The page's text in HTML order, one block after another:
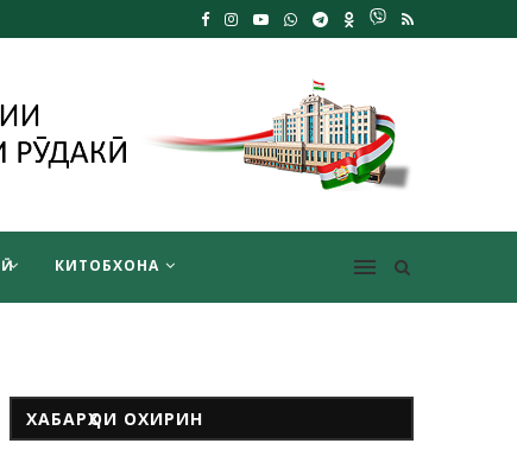
КИТОБХОНА
ХАБАРҲОИ ОХИРИН